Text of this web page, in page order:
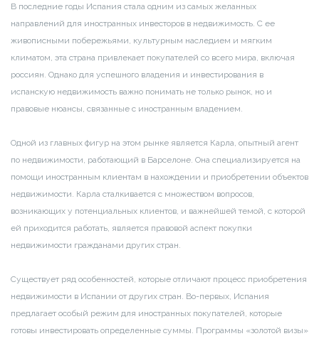
В последние годы Испания стала одним из самых желанных
направлений для иностранных инвесторов в недвижимость. С ее
живописными побережьями, культурным наследием и мягким
климатом, эта страна привлекает покупателей со всего мира, включая
россиян. Однако для успешного владения и инвестирования в
испанскую недвижимость важно понимать не только рынок, но и
правовые нюансы, связанные с иностранным владением.
Одной из главных фигур на этом рынке является Карла, опытный агент
по недвижимости, работающий в Барселоне. Она специализируется на
помощи иностранным клиентам в нахождении и приобретении объектов
недвижимости. Карла сталкивается с множеством вопросов,
возникающих у потенциальных клиентов, и важнейшей темой, с которой
ей приходится работать, является правовой аспект покупки
недвижимости гражданами других стран.
Существует ряд особенностей, которые отличают процесс приобретения
недвижимости в Испании от других стран. Во-первых, Испания
предлагает особый режим для иностранных покупателей, которые
готовы инвестировать определенные суммы. Программы «золотой визы»